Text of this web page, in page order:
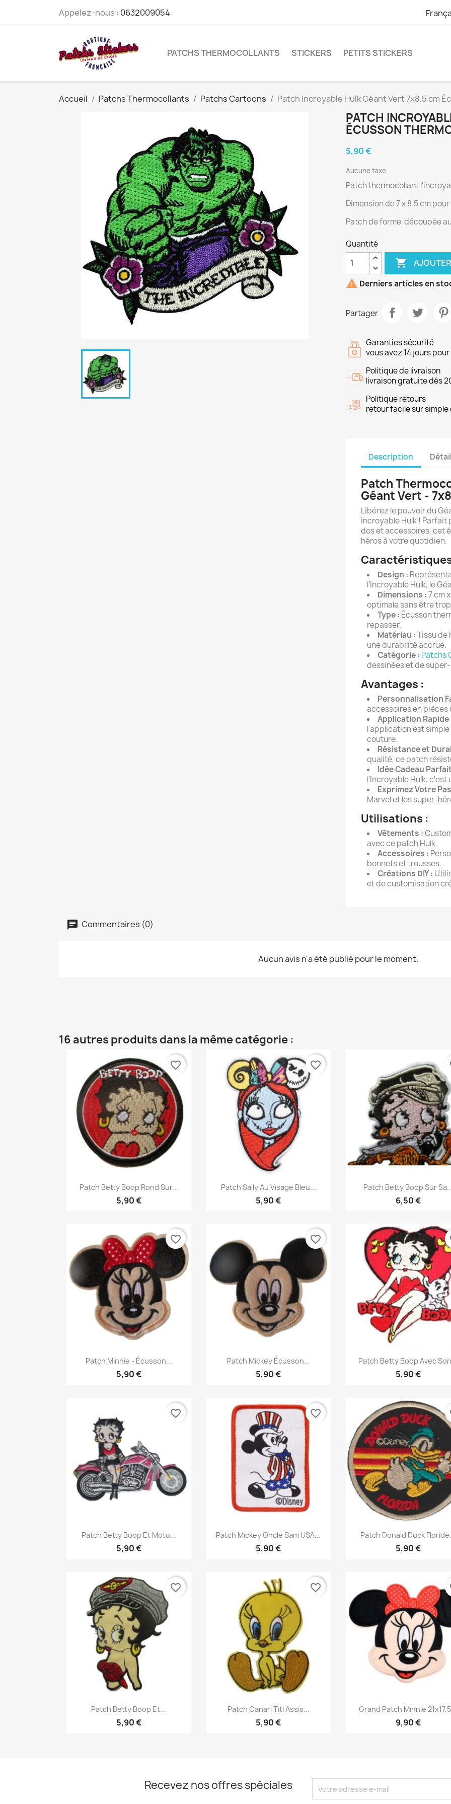
Appelez-nous : 0632009054
PATCHS THERMOCOLLANTS STICKERS PETITS STICKERS
Accueil Patchs Thermocollants Patchs Cartoons Patch Incroyable Hulk Géant Vert 7x8.5 cm
PATCH
ÉCUSSON
5,90 €
Aucune taxe
Patch thermocollant
Dimension de 7 x 8.5 cm
Patch de forme découpée
Quantité

 Derniers articles en
Partager
Garanties sécurité
vous avez 14 jours
Politique de livraison
livraison gratuite dés
Politique retours
retour facile sur simple
Description
Patch
Géant Vert -
Libérez le pouvoir du
incroyable Hulk ! Parfait
dos et accessoires, cet
héros à votre quotidien.
Design :
l'Incroyable Hulk, le
Dimensions :7 cm
optimale sans être
Type : Écusson
repasser.
Matériau :Tissu de
une durabilité accrue.
Catégorie : Patchs
dessinées et de
Avantages :
Personnalisation
accessoires en pièces
Application Rapide
l'application est
couture.
Résistance et
qualité, ce patch
Idée Cadeau
l'Incroyable Hulk,
Exprimez Votre
Marvel et les super-
Utilisations :
Vêtements :
avec ce patch Hulk.
Accessoires :
bonnets et trousses.
Créations DIY :
et de customisation
Commentaires (0)
Aucun avis n'a été publié pour le moment.
16 autres produits dans la même catégorie :
Aperçu rapide
Patch Betty Boop Rond Sur...
5,90 €
favorite_border
Aperçu rapide
Patch Sally Au Visage Bleu...
5,90 €
favorite_border
Aperçu rapide
Patch Betty Boop Sur
6,50 €
 Aperçu rapide
Patch Minnie - Écusson...
5,90 €
favorite_border
Aperçu rapide
Patch Mickey Écusson...
5,90 €
favorite_border
Aperçu rapide
Patch Betty Boop Avec
5,90 €
Aperçu rapide
Patch Betty Boop Et Moto...
5,90 €
favorite_border
Aperçu rapide
Patch Mickey Oncle Sam USA...
5,90 €
favorite_border
Aperçu rapide
Patch Donald Duck
5,90 €
Aperçu rapide
Patch Betty Boop Et...
5,90 €
favorite_border
Aperçu rapide
Patch Canari Titi Assis...
5,90 €
favorite_border
Aperçu rapide
Grand Patch Minnie
9,90 €
Recevez nos offres spéciales